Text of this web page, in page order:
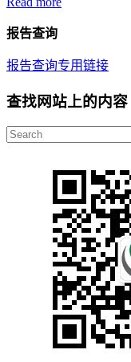
报告查询
报告查询专用链接
查找网站上的内容